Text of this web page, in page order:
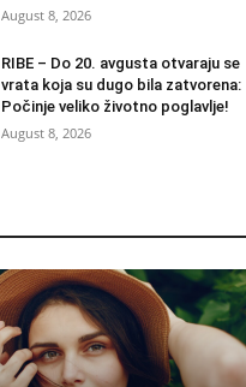
August 8, 2026
RIBE – Do 20. avgusta otvaraju se
vrata koja su dugo bila zatvorena:
Počinje veliko životno poglavlje!
August 8, 2026